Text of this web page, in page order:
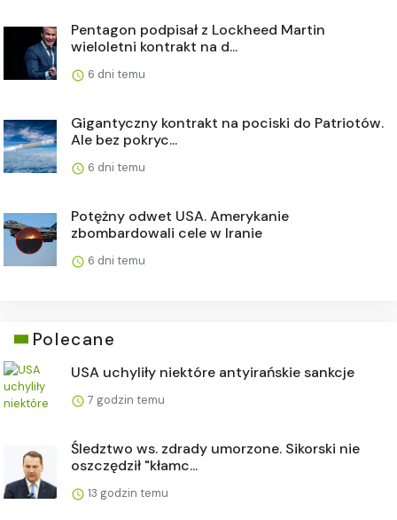
Pentagon podpisał z Lockheed Martin
wieloletni kontrakt na d...
6 dni temu
Gigantyczny kontrakt na pociski do Patriotów.
Ale bez pokryc...
6 dni temu
Potężny odwet USA. Amerykanie
zbombardowali cele w Iranie
6 dni temu
Polecane
USA uchyliły niektóre antyirańskie sankcje
7 godzin temu
Śledztwo ws. zdrady umorzone. Sikorski nie
oszczędził "kłamc...
13 godzin temu